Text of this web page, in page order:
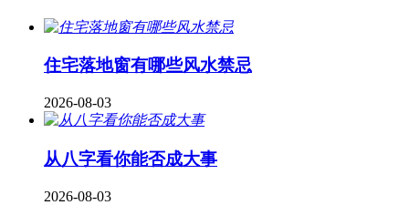
住宅落地窗有哪些风水禁忌
2026-08-03
从八字看你能否成大事
2026-08-03